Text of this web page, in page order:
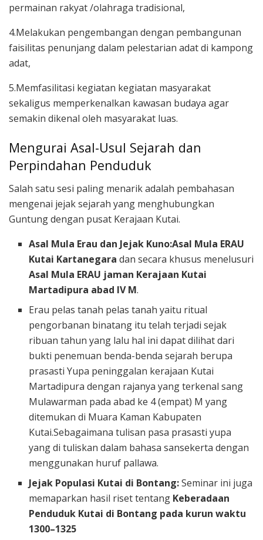
permainan rakyat /olahraga tradisional,
4.Melakukan pengembangan dengan pembangunan
faisilitas penunjang dalam pelestarian adat di kampong
adat,
5.Memfasilitasi kegiatan kegiatan masyarakat
sekaligus memperkenalkan kawasan budaya agar
semakin dikenal oleh masyarakat luas.
Mengurai Asal-Usul Sejarah dan
Perpindahan Penduduk
Salah satu sesi paling menarik adalah pembahasan
mengenai jejak sejarah yang menghubungkan
Guntung dengan pusat Kerajaan Kutai.
Asal Mula Erau dan Jejak Kuno:Asal Mula ERAU
Kutai Kartanegara dan secara khusus menelusuri
Asal Mula ERAU jaman Kerajaan Kutai
Martadipura abad IV M.
Erau pelas tanah pelas tanah yaitu ritual
pengorbanan binatang itu telah terjadi sejak
ribuan tahun yang lalu hal ini dapat dilihat dari
bukti penemuan benda-benda sejarah berupa
prasasti Yupa peninggalan kerajaan Kutai
Martadipura dengan rajanya yang terkenal sang
Mulawarman pada abad ke 4 (empat) M yang
ditemukan di Muara Kaman Kabupaten
Kutai.Sebagaimana tulisan pasa prasasti yupa
yang di tuliskan dalam bahasa sansekerta dengan
menggunakan huruf pallawa.
Jejak Populasi Kutai di Bontang:Seminar ini juga
memaparkan hasil riset tentang Keberadaan
Penduduk Kutai di Bontang pada kurun waktu
1300–1325